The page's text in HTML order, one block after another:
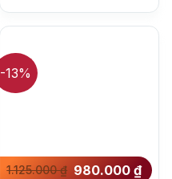
1.125.000₫ 980.000₫
-13%